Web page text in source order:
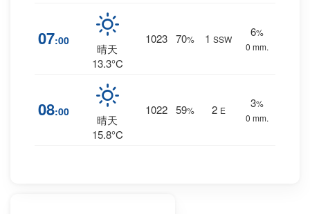
07:00
晴天
13.3°C
1023 70% 1 SSW
6%
0 mm.
08:00
晴天
15.8°C
1022 59% 2 E
3%
0 mm.